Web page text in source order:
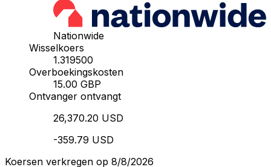
Nationwide
Wisselkoers
1.319500
Overboekingskosten
15.00 GBP
Ontvanger ontvangt
26,370.20 USD
-359.79 USD
Koersen verkregen op 8/8/2026